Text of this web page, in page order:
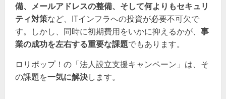
備、メールアドレスの整備、そして何よりもセキュリ
ティ対策など、ITインフラへの投資が必要不可欠で
す。しかし、同時に初期費用をいかに抑えるかが、 事
業の成功を左右する重要な課題でもあります。
ロリポップ！の「法人設立支援キャンペーン」は、そ
の課題を一気に解決します。